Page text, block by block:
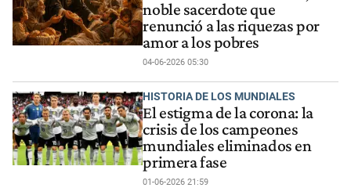
noble sacerdote que
renunció a las riquezas por
amor a los pobres
04-06-2026 05:30
HISTORIA DE LOS MUNDIALES
El estigma de la corona: la
crisis de los campeones
mundiales eliminados en
primera fase
01-06-2026 21:59